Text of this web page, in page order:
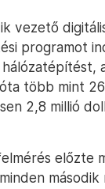
vezető
programot
több mint
2,8 millió
előzte
második